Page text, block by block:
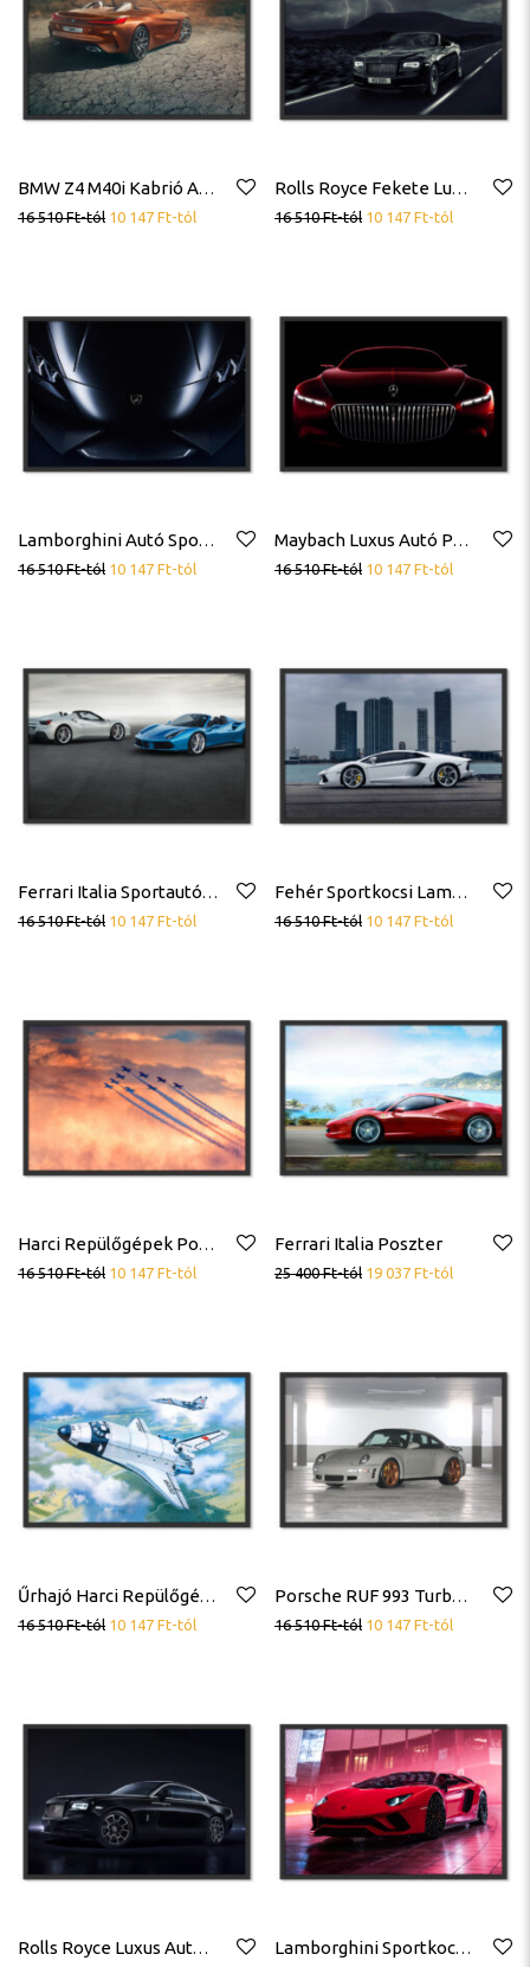
BMW Z4 M40i Kabrió Autó Roadster Sportkocsi Poszter
16 510Ft-tól 10 147 Ft-tól
Rolls Royce Fekete Luxus Autó Poszter
16 510Ft-tól 10 147 Ft-tól
Lamborghini Autó Sportkocsi Fekete Lambo Logó Poszter
16 510Ft-tól 10 147 Ft-tól
Maybach Luxus Autó Poszter
16 510Ft-tól 10 147 Ft-tól
Ferrari Italia Sportautó Sportkocsik Autó Poszter
16 510Ft-tól 10 147 Ft-tól
Fehér Sportkocsi Lamborghini Autó Poszter
16 510Ft-tól 10 147 Ft-tól
Harci Repülőgépek Poszter
16 510Ft-tól 10 147 Ft-tól
Ferrari Italia Poszter
25 400Ft-tól 19 037 Ft-tól
Űrhajó Harci Repülőgép Poszter
16 510Ft-tól 10 147 Ft-tól
Porsche RUF 993 Turbo R Limited Sportautó Sportkocsi Poszter
16 510Ft-tól 10 147 Ft-tól
Rolls Royce Luxus Autó Poszter Lamborghini Sportkocsi Sportautó Poszter